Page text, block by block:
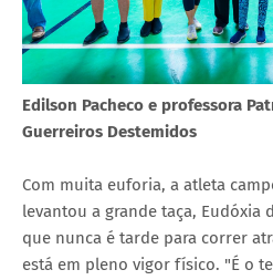
Edilson Pacheco e professora
Guerreiros Destemidos
Com muita euforia, a atleta
levantou a grande taça, Eudóxia
que nunca é tarde para correr
está em pleno vigor físico. "É o